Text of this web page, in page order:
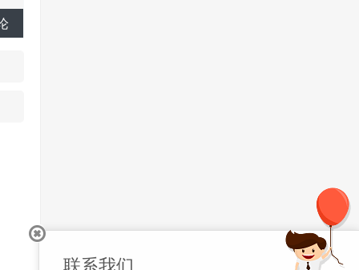
联系我们